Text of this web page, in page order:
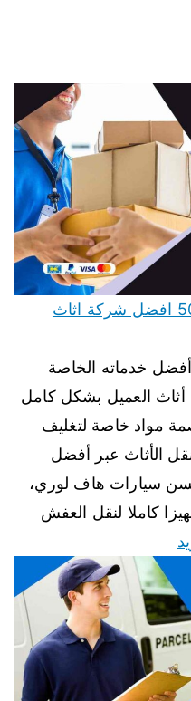
نقل عفش العاصمة 50993766 افضل شركة اثاث
خدماته الخاصة
أثاث العميل بشكل كامل
مواد خاصة لتغليف
الأثاث عبر أفضل
سيارات هاف لوري،
كاملا لنقل العفش